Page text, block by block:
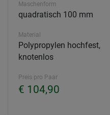
Maschenform
quadratisch 100 mm
Material
Polypropylen hochfest,
knotenlos
Preis pro Paar
€ 104,90